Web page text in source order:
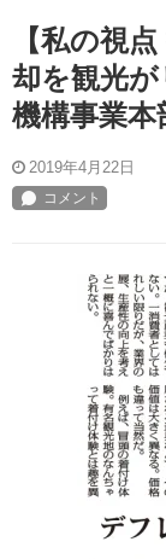
【私の視
却を観光
機構事業
2019年4月22日